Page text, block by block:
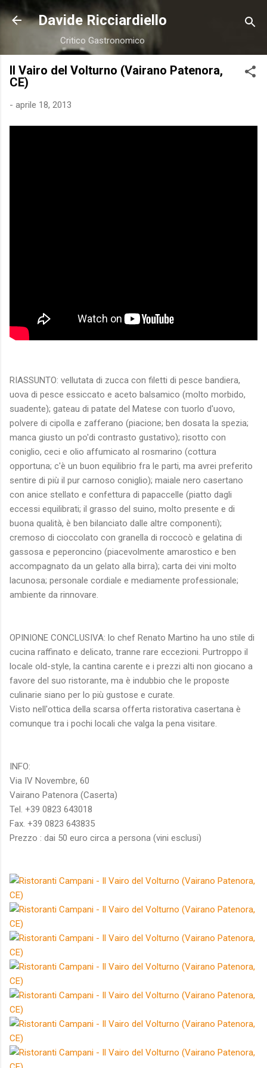
Passa ai contenuti principali
Davide Ricciardiello
Critico Gastronomico
Il Vairo del Volturno (Vairano Patenora,
CE)
- aprile 18, 2013
RIASSUNTO: vellutata di zucca con filetti di pesce bandiera,
uova di pesce essiccato e aceto balsamico (molto morbido,
suadente); gateau di patate del Matese con tuorlo d'uovo,
polvere di cipolla e zafferano (piacione; ben dosata la spezia;
manca giusto un po'di contrasto gustativo); risotto con
coniglio, ceci e olio affumicato al rosmarino (cottura
opportuna; c'è un buon equilibrio fra le parti, ma avrei preferito
sentire di più il pur carnoso coniglio); maiale nero casertano
con anice stellato e confettura di papaccelle (piatto dagli
eccessi equilibrati; il grasso del suino, molto presente e di
buona qualità, è ben bilanciato dalle altre componenti);
cremoso di cioccolato con granella di roccocò e gelatina di
gassosa e peperoncino (piacevolmente amarostico e ben
accompagnato da un gelato alla birra); carta dei vini molto
lacunosa; personale cordiale e mediamente professionale;
ambiente da rinnovare.
OPINIONE CONCLUSIVA: lo chef Renato Martino ha uno stile di
cucina raffinato e delicato, tranne rare eccezioni. Purtroppo il
locale old-style, la cantina carente e i prezzi alti non giocano a
favore del suo ristorante, ma è indubbio che le proposte
culinarie siano per lo più gustose e curate.
Visto nell'ottica della scarsa offerta ristorativa casertana è
comunque tra i pochi locali che valga la pena visitare.
INFO:
Via IV Novembre, 60
Vairano Patenora (Caserta)
Tel. +39 0823 643018
Fax. +39 0823 643835
Prezzo : dai 50 euro circa a persona (vini esclusi)